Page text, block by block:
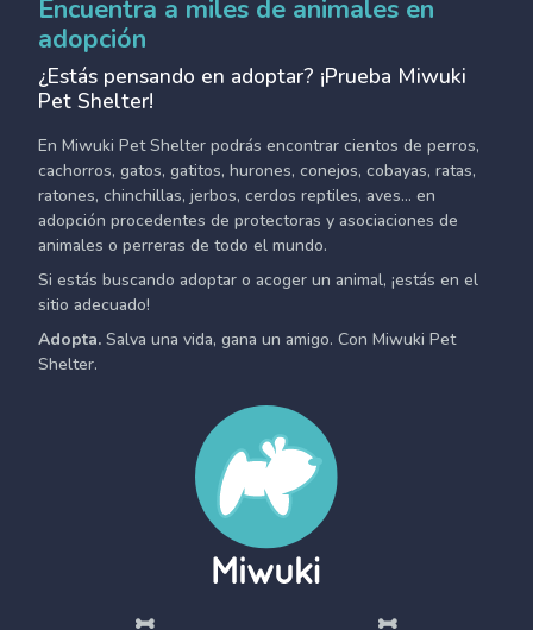
Encuentra a miles de animales en
adopción
¿Estás pensando en adoptar? ¡Prueba Miwuki
Pet Shelter!
En Miwuki Pet Shelter podrás encontrar cientos de perros,
cachorros, gatos, gatitos, hurones, conejos, cobayas, ratas,
ratones, chinchillas, jerbos, cerdos reptiles, aves... en
adopción procedentes de protectoras y asociaciones de
animales o perreras de todo el mundo.
Si estás buscando adoptar o acoger un animal, ¡estás en el
sitio adecuado!
Adopta. Salva una vida, gana un amigo. Con Miwuki Pet
Shelter.